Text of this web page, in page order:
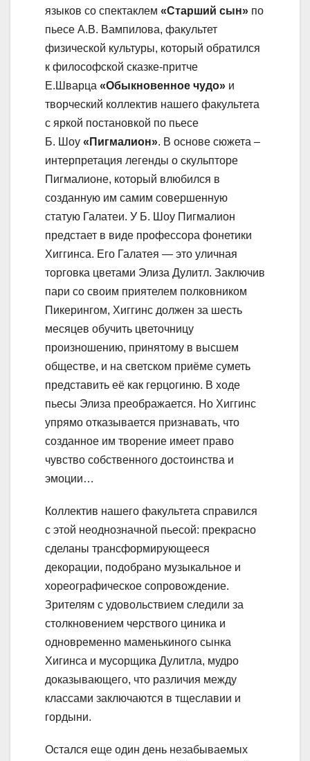
языков со спектаклем «Старший сын» по
пьесе А.В. Вампилова, факультет
физической культуры, который обратился
к философской сказке-притче
Е.Шварца «Обыкновенное чудо» и
творческий коллектив нашего факультета
с яркой постановкой по пьесе
Б. Шоу «Пигмалион». В основе сюжета –
интерпретация легенды о скульпторе
Пигмалионе, который влюбился в
созданную им самим совершенную
статую Галатеи. У Б. Шоу Пигмалион
предстает в виде профессора фонетики
Хиггинса. Его Галатея — это уличная
торговка цветами Элиза Дулитл. Заключив
пари со своим приятелем полковником
Пикерингом, Хиггинс должен за шесть
месяцев обучить цветочницу
произношению, принятому в высшем
обществе, и на светском приёме суметь
представить её как герцогиню. В ходе
пьесы Элиза преображается. Но Хиггинс
упрямо отказывается признавать, что
созданное им творение имеет право
чувство собственного достоинства и
эмоции…
Коллектив нашего факультета справился
с этой неоднозначной пьесой: прекрасно
сделаны трансформирующееся
декорации, подобрано музыкальное и
хореографическое сопровождение.
Зрителям с удовольствием следили за
столкновением черствого циника и
одновременно маменькиного сынка
Хигинса и мусорщика Дулитла, мудро
доказывающего, что различия между
классами заключаются в тщеславии и
гордыни.
Остался еще один день незабываемых